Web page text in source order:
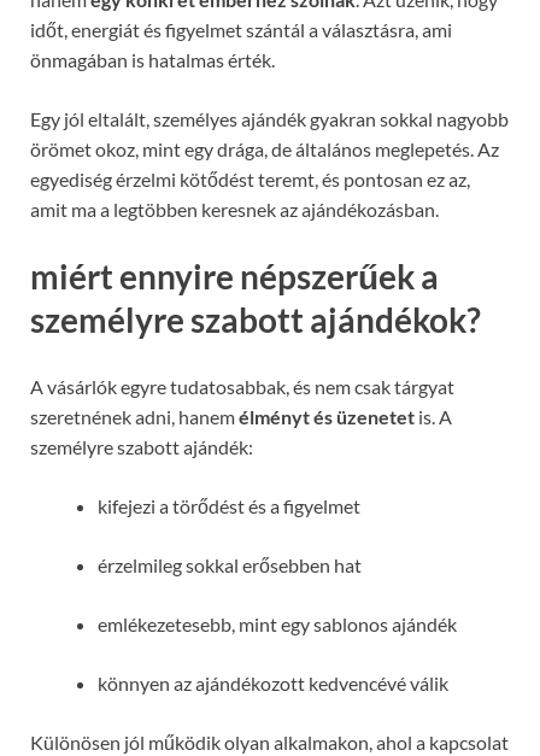
időt, energiát és figyelmet szántál a választásra, ami
önmagában is hatalmas érték.
Egy jól eltalált, személyes ajándék gyakran sokkal nagyobb
örömet okoz, mint egy drága, de általános meglepetés. Az
egyediség érzelmi kötődést teremt, és pontosan ez az,
amit ma a legtöbben keresnek az ajándékozásban.
miért ennyire népszerűek a
személyre szabott ajándékok?
A vásárlók egyre tudatosabbak, és nem csak tárgyat
szeretnének adni, hanemélményt és üzenetet is. A
személyre szabott ajándék:
kifejezi a törődést és a figyelmet
érzelmileg sokkal erősebben hat
emlékezetesebb, mint egy sablonos ajándék
könnyen az ajándékozott kedvencévé válik
Különösen jól működik olyan alkalmakon, ahol a kapcsolat